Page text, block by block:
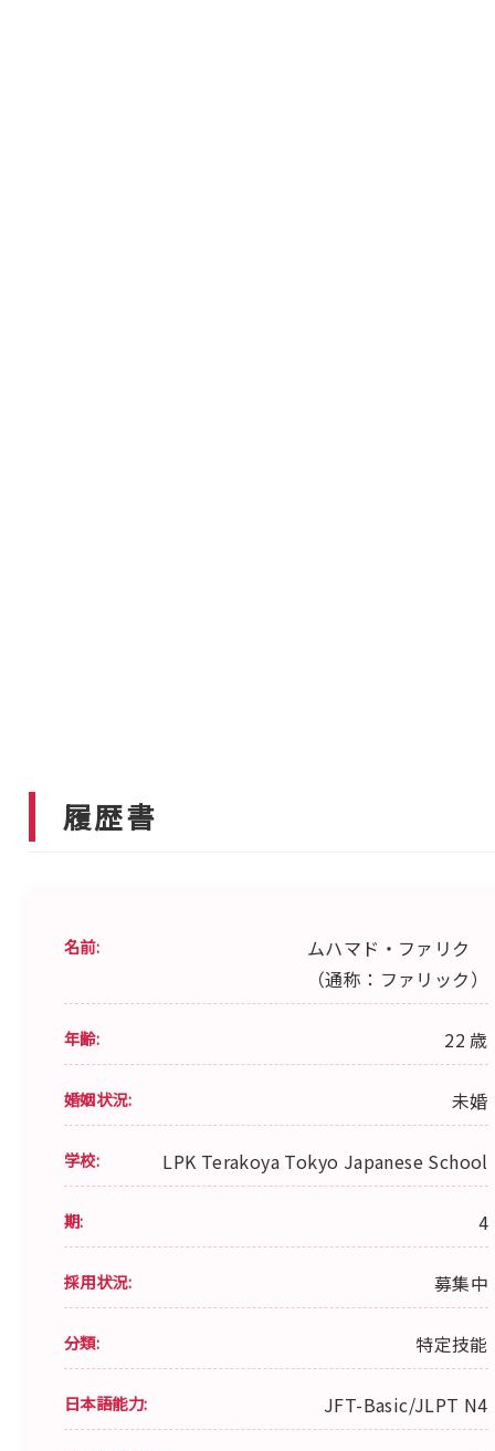
履歴書
名前:
ムハマド・ファリク
（通称：ファリック）
年齢: 22 歳
婚姻状況: 未婚
学校: LPK Terakoya Tokyo Japanese School
期: 4
採用状況: 募集中
分類: 特定技能
日本語能力: JFT-Basic/JLPT N4